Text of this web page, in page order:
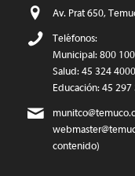
Av. Prat 650,
Teléfonos:
Municipal: 800
Salud: 45 324
Educación: 45 297
contenido)